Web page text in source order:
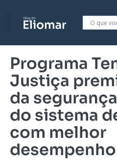
Programa
Justiça
da
do sistema
com melhor
desempenho